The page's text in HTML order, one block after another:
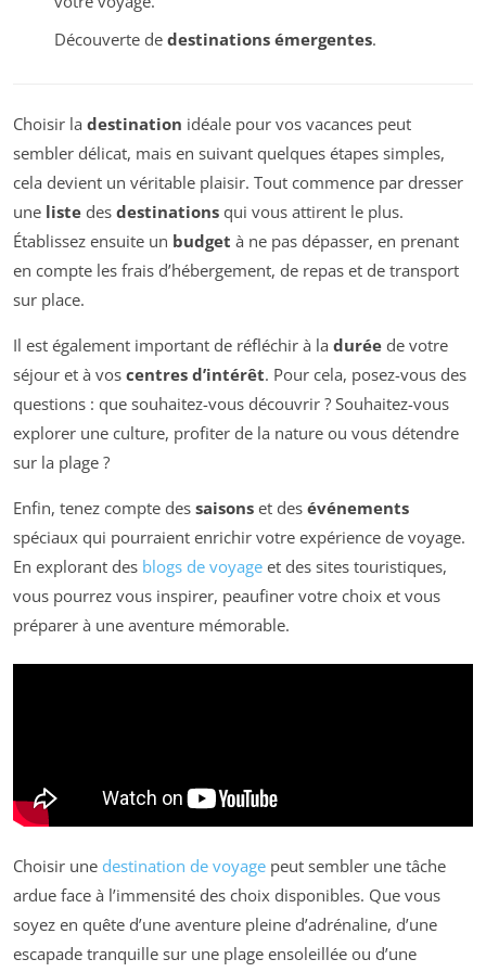
Découverte de destinations émergentes.
Choisir la destination idéale pour vos vacances peut
sembler délicat, mais en suivant quelques étapes simples,
cela devient un véritable plaisir. Tout commence par dresser
une liste des destinations qui vous attirent le plus.
Établissez ensuite un budget à ne pas dépasser, en prenant
en compte les frais d’hébergement, de repas et de transport
sur place.
Il est également important de réfléchir à la durée de votre
séjour et à vos centres d’intérêt. Pour cela, posez-vous des
questions : que souhaitez-vous découvrir ? Souhaitez-vous
explorer une culture, profiter de la nature ou vous détendre
sur la plage ?
Enfin, tenez compte des saisons et des événements
spéciaux qui pourraient enrichir votre expérience de voyage.
En explorant des blogs de voyage et des sites touristiques,
vous pourrez vous inspirer, peaufiner votre choix et vous
préparer à une aventure mémorable.
Choisir une destination de voyage peut sembler une tâche
ardue face à l’immensité des choix disponibles. Que vous
soyez en quête d’une aventure pleine d’adrénaline, d’une
escapade tranquille sur une plage ensoleillée ou d’une